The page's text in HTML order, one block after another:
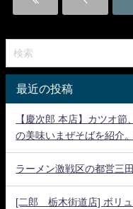
最近の投稿
【慶次郎 本店】カツオ
の美味いまぜそばを紹介
ラーメン激戦区の都営三
[二郎 栃木街道店] ボリュ